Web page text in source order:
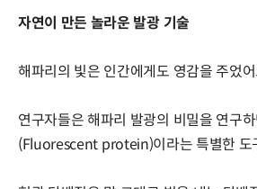
자연이 만든 놀라운 발광 기술
해파리의 빛은 인간에게도 영감을 주었
연구자들은 해파리 발광의 비밀을 연구
(Fluorescent protein)이라는 특별한 도